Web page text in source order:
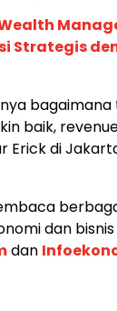
Strategis
baik,
Erick di
dan
dan